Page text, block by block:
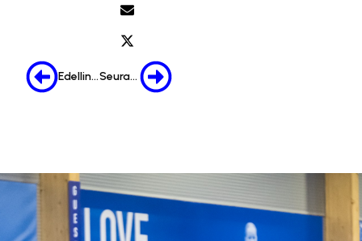
Edellinen Seuraava